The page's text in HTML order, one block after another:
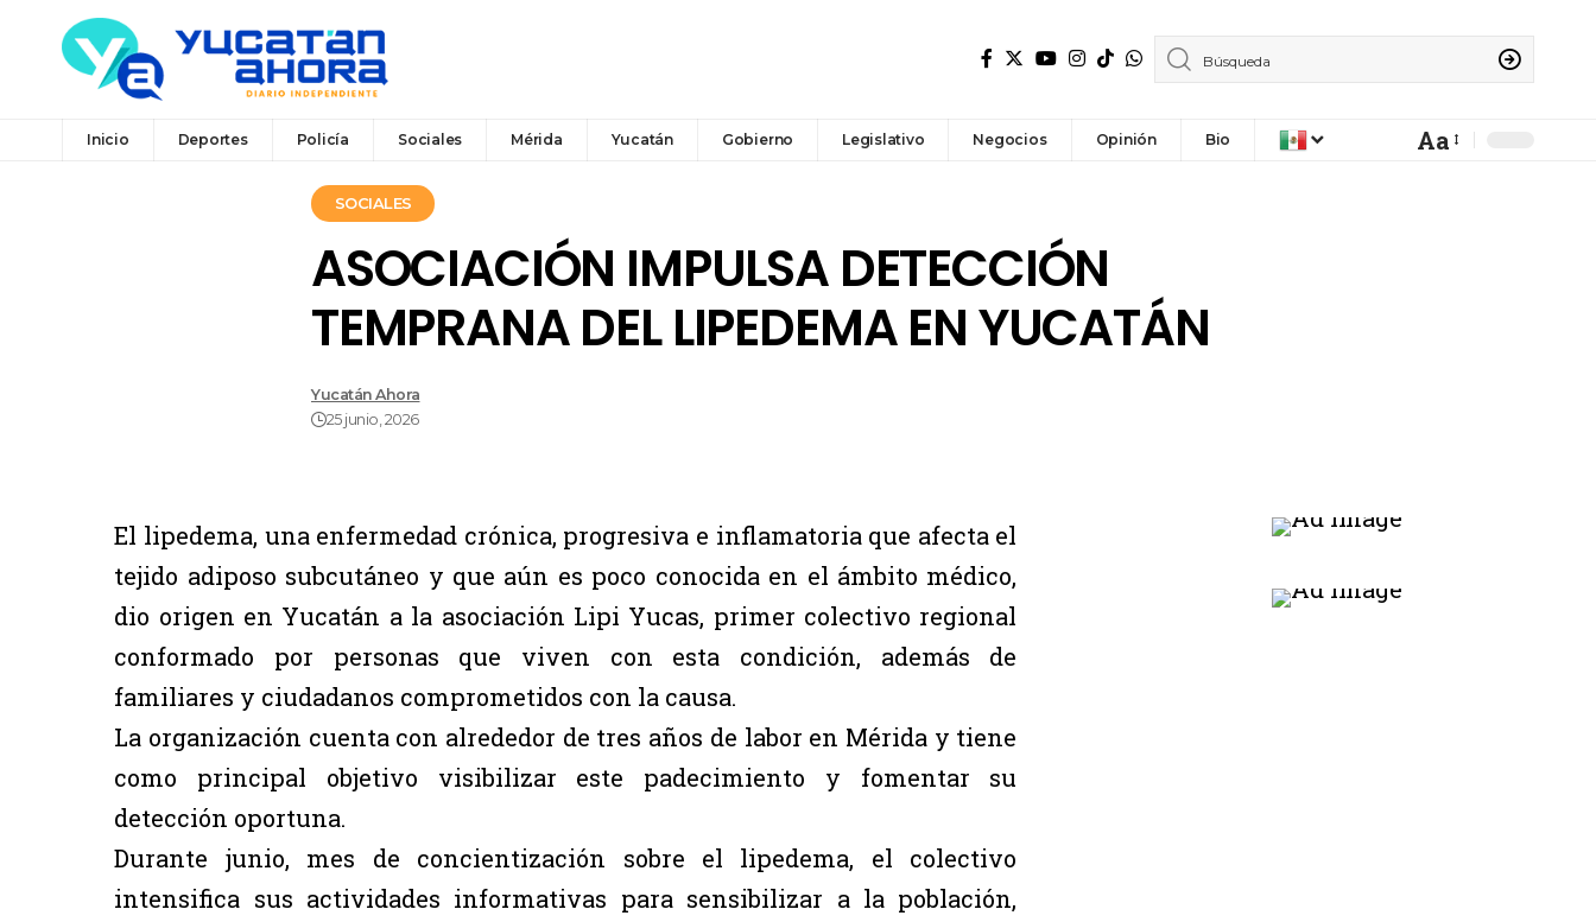
Inicio Deportes Policía Sociales Mérida Yucatán Gobierno Legislativo Negocios Opinión Bio Aa
SOCIALES
ASOCIACIÓN IMPULSA DETECCIÓN
TEMPRANA DEL LIPEDEMA EN YUCATÁN
Yucatán Ahora
25 junio, 2026
El lipedema, una enfermedad crónica, progresiva e inflamatoria que afecta el
tejido adiposo subcutáneo y que aún es poco conocida en el ámbito médico,
dio origen en Yucatán a la asociación Lipi Yucas, primer colectivo regional
conformado por personas que viven con esta condición, además de
familiares y ciudadanos comprometidos con la causa.
La organización cuenta con alrededor de tres años de labor en Mérida y tiene
como principal objetivo visibilizar este padecimiento y fomentar su
detección oportuna.
Durante junio, mes de concientización sobre el lipedema, el colectivo
intensifica sus actividades informativas para sensibilizar a la población,